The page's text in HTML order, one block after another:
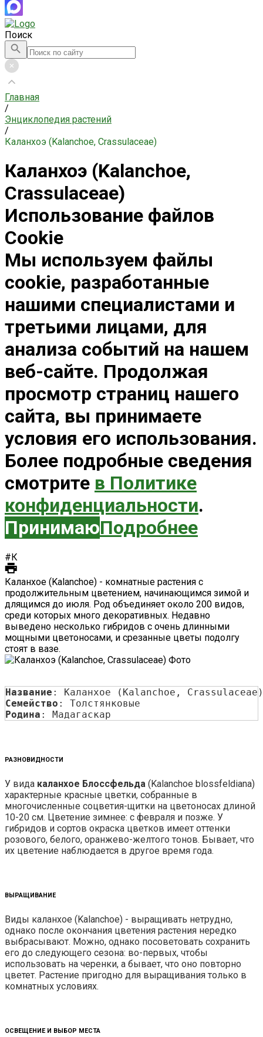
Поиск
Главная
/
Энциклопедия растений
/
Каланхоэ (Kalanchoe, Crassulaceae)
Каланхоэ (Kalanchoe,
Crassulaceae)
Использование файлов
Cookie
Мы используем файлы
cookie, разработанные
нашими специалистами и
третьими лицами, для
анализа событий на нашем
веб-сайте. Продолжая
просмотр страниц нашего
сайта, вы принимаете
условия его использования.
Более подробные сведения
смотрите в Политике
конфиденциальности.
ПринимаюПодробнее
#К
Каланхое (Kalanchoe) - комнатные растения с
продолжительным цветением, начинающимся зимой и
длящимся до июля. Род объединяет около 200 видов,
среди которых много декоративных. Недавно
выведено несколько гибридов с очень длинными
мощными цветоносами, и срезанные цветы подолгу
стоят в вазе.
Название : Каланхое (Kalanchoe, Crassulaceae)
Семейство : Толстянковые
Родина : Мадагаскар
РАЗНОВИДНОСТИ
У вида каланхое Блоссфельда (Kalanchoe blossfeldiana)
характерные красные цветки, собранные в
многочисленные соцветия-щитки на цветоносах длиной
10-20 см. Цветение зимнее: с февраля и позже. У
гибридов и сортов окраска цветков имеет оттенки
розового, белого, оранжево-желтого тонов. Бывает, что
их цветение наблюдается в другое время года.
ВЫРАЩИВАНИЕ
Виды каланхое (Kalanchoe) - выращивать нетрудно,
однако после окончания цветения растения нередко
выбрасывают. Можно, однако посоветовать сохранить
его до следующего сезона: во-первых, чтобы
использовать на черенки, а бывает, что оно повторно
цветет. Растение пригодно для выращивания только в
комнатных условиях.
ОСВЕЩЕНИЕ И ВЫБОР МЕСТА